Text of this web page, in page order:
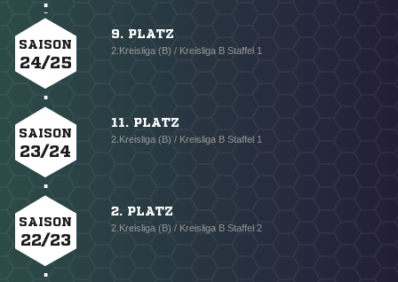
SAISON
24/25
9. PLATZ
2.Kreisliga (B) / Kreisliga B Staffel 1
SAISON
23/24
11. PLATZ
2.Kreisliga (B) / Kreisliga B Staffel 1
SAISON
22/23
2. PLATZ
2.Kreisliga (B) / Kreisliga B Staffel 2